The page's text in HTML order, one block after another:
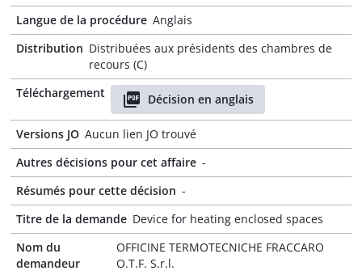
Langue de la procédure Anglais
Distribution Distribuées aux présidents des chambres de
recours (C)
Téléchargement
Décision en anglais
Versions JO Aucun lien JO trouvé
Autres décisions pour cet affaire -
Résumés pour cette décision -
Titre de la demande Device for heating enclosed spaces
Nom du
demandeur
OFFICINE TERMOTECNICHE FRACCARO
O.T.F. S.r.l.